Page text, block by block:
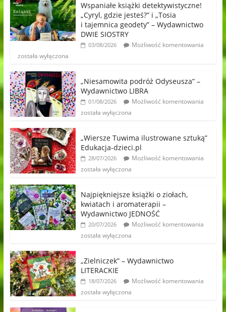
Wspaniałe książki detektywistyczne!
„Cyryl, gdzie jesteś?” i „Tosia
i tajemnica geodety” – Wydawnictwo
DWIE SIOSTRY
03/08/2026
Możliwość komentowania
została wyłączona
„Niesamowita podróż Odyseusza” –
Wydawnictwo LIBRA
01/08/2026
Możliwość komentowania
została wyłączona
„Wiersze Tuwima ilustrowane sztuką”
Edukacja-dzieci.pl
28/07/2026
Możliwość komentowania
została wyłączona
Najpiękniejsze książki o ziołach,
kwiatach i aromaterapii –
Wydawnictwo JEDNOŚĆ
20/07/2026
Możliwość komentowania
została wyłączona
„Zielniczek” – Wydawnictwo
LITERACKIE
18/07/2026
Możliwość komentowania
została wyłączona